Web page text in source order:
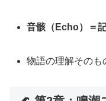
音骸（Echo）＝
物語の理解そのも